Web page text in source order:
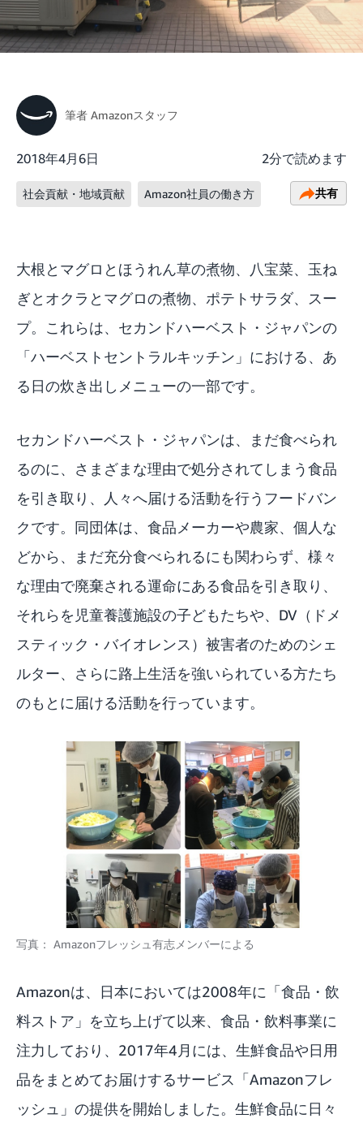
筆者 Amazonスタッフ
2018年4月6日 2分で読めます
社会貢献・地域貢献 Amazon社員の働き方 共有
大根とマグロとほうれん草の煮物、八宝菜、玉ね
ぎとオクラとマグロの煮物、ポテトサラダ、スー
プ。これらは、セカンドハーベスト・ジャパンの
「ハーベストセントラルキッチン」における、あ
る日の炊き出しメニューの一部です。
セカンドハーベスト・ジャパンは、まだ食べられ
るのに、さまざまな理由で処分されてしまう食品
を引き取り、人々へ届ける活動を行うフードバン
クです。同団体は、食品メーカーや農家、個人な
どから、まだ充分食べられるにも関わらず、様々
な理由で廃棄される運命にある食品を引き取り、
それらを児童養護施設の子どもたちや、DV（ドメ
スティック・バイオレンス）被害者のためのシェ
ルター、さらに路上生活を強いられている方たち
のもとに届ける活動を行っています。
写真： Amazonフレッシュ有志メンバーによる
Amazonは、日本においては2008年に「食品・飲
料ストア」を立ち上げて以来、食品・飲料事業に
注力しており、2017年4月には、生鮮食品や日用
品をまとめてお届けするサービス「Amazonフレ
ッシュ」の提供を開始しました。生鮮食品に日々